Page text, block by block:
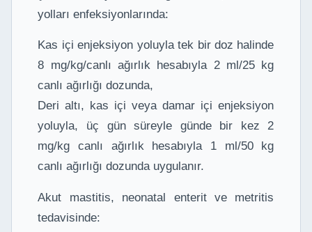
yolları enfeksiyonlarında:
Kas içi enjeksiyon yoluyla tek bir doz halinde
8 mg/kg/canlı ağırlık hesabıyla 2 ml/25 kg
canlı ağırlığı dozunda,
Deri altı, kas içi veya damar içi enjeksiyon
yoluyla, üç gün süreyle günde bir kez 2
mg/kg canlı ağırlık hesabıyla 1 ml/50 kg
canlı ağırlığı dozunda uygulanır.
Akut mastitis, neonatal enterit ve metritis
tedavisinde: